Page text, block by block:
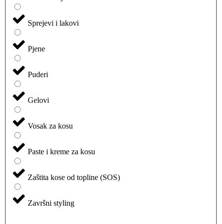
Sprejevi i lakovi
Pjene
Puderi
Gelovi
Vosak za kosu
Paste i kreme za kosu
Zaštita kose od topline (SOS)
Završni styling